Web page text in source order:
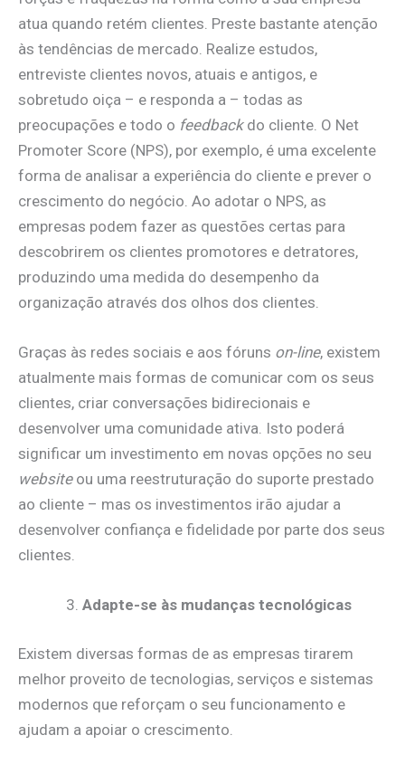
atua quando retém clientes. Preste bastante atenção
às tendências de mercado. Realize estudos,
entreviste clientes novos, atuais e antigos, e
sobretudo oiça – e responda a – todas as
preocupações e todo o feedbackdo cliente. O Net
Promoter Score (NPS), por exemplo, é uma excelente
forma de analisar a experiência do cliente e prever o
crescimento do negócio. Ao adotar o NPS, as
empresas podem fazer as questões certas para
descobrirem os clientes promotores e detratores,
produzindo uma medida do desempenho da
organização através dos olhos dos clientes.
Graças às redes sociais e aos fóruns on-line, existem
atualmente mais formas de comunicar com os seus
clientes, criar conversações bidirecionais e
desenvolver uma comunidade ativa. Isto poderá
significar um investimento em novas opções no seu
websiteou uma reestruturação do suporte prestado
ao cliente – mas os investimentos irão ajudar a
desenvolver confiança e fidelidade por parte dos seus
clientes.
Adapte-se às mudanças tecnológicas
Existem diversas formas de as empresas tirarem
melhor proveito de tecnologias, serviços e sistemas
modernos que reforçam o seu funcionamento e
ajudam a apoiar o crescimento.